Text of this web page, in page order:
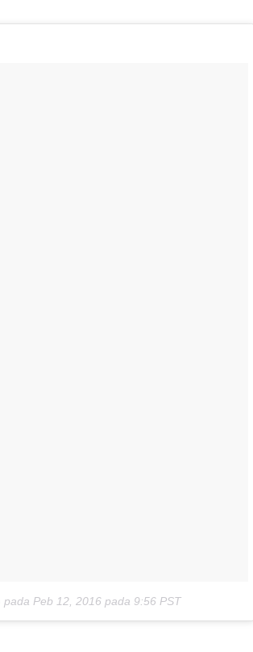
pada Peb 12, 2016 pada 9:56 PST